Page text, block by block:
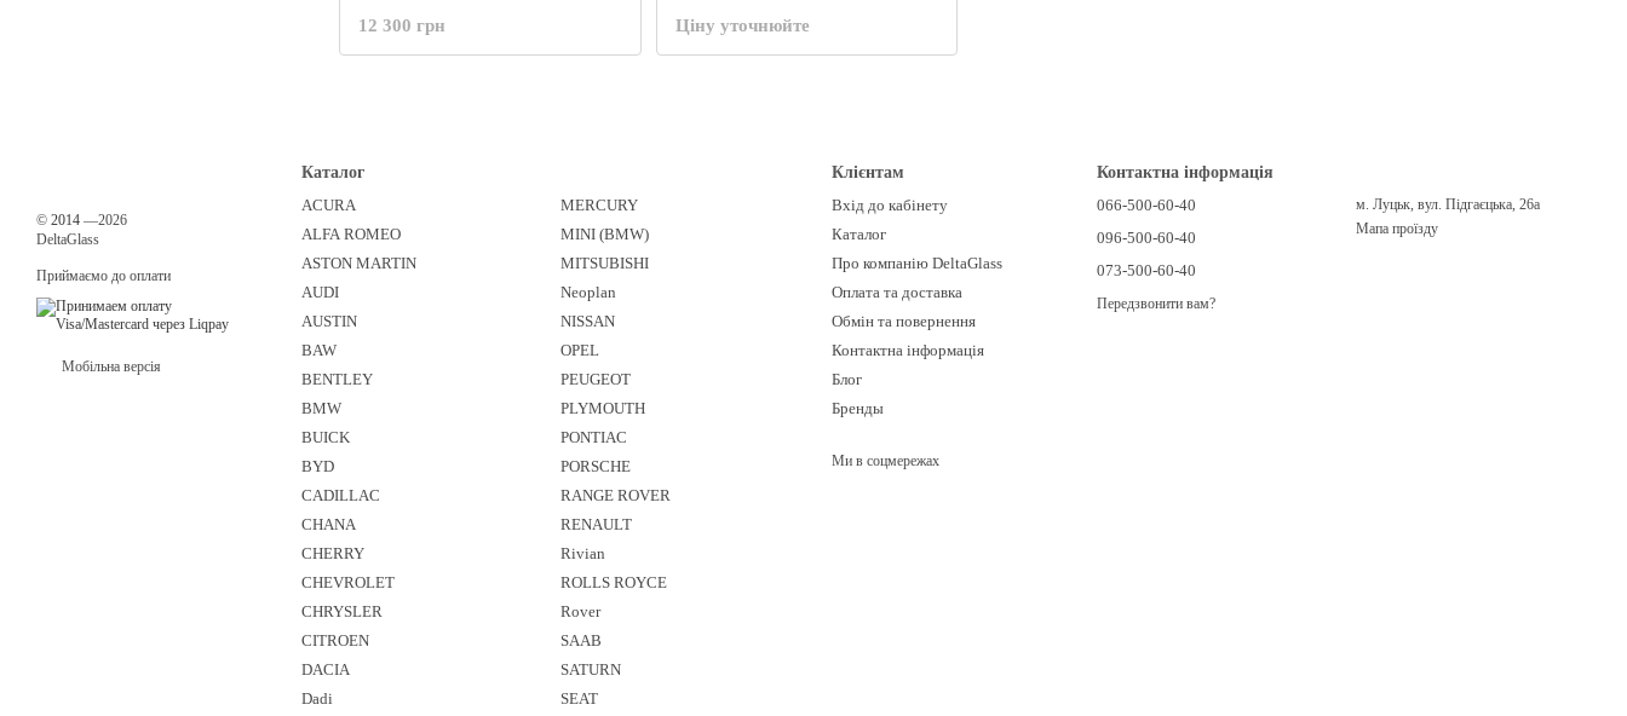
12 300 грн
Ціну уточнюйте
© 2014 —2026
DeltaGlass
Приймаємо до оплати
Мобільна версія
Каталог
ACURA
ALFA ROMEO
ASTON MARTIN
AUDI
AUSTIN
BAW
BENTLEY
BMW
BUICK
BYD
CADILLAC
CHANA
CHERRY
CHEVROLET
CHRYSLER
CITROEN
DACIA
Dadi
MERCURY
MINI (BMW)
MITSUBISHI
Neoplan
NISSAN
OPEL
PEUGEOT
PLYMOUTH
PONTIAC
PORSCHE
RANGE ROVER
RENAULT
Rivian
ROLLS ROYCE
Rover
SAAB
SATURN
SEAT
Клієнтам
Вхід до кабінету
Каталог
Про компанію DeltaGlass
Оплата та доставка
Обмін та повернення
Контактна інформація
Блог
Бренды
Ми в соцмережах
Контактна інформація
066-500-60-40
096-500-60-40
073-500-60-40
Передзвонити вам?
м. Луцьк, вул. Підгаєцька, 26а
Мапа проїзду